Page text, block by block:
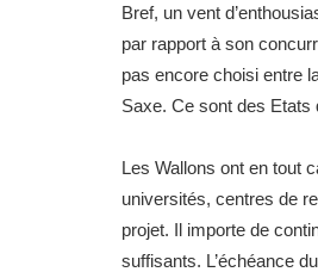
Bref, un vent
par rapport à son
pas encore choisi entre
Saxe. Ce sont des Etats
Les Wallons ont en tout
universités, centres de
projet. Il importe de
suffisants. L’échéance